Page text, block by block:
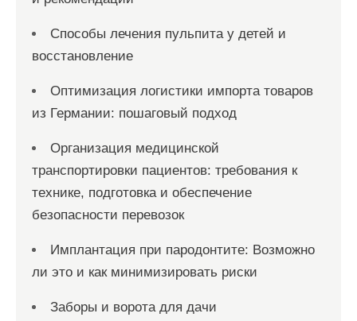
Способы лечения пульпита у детей и
восстановление
Оптимизация логистики импорта товаров
из Германии: пошаговый подход
Организация медицинской
транспортировки пациентов: требования к
технике, подготовка и обеспечение
безопасности перевозок
Имплантация при пародонтите: Возможно
ли это и как минимизировать риски
Заборы и ворота для дачи